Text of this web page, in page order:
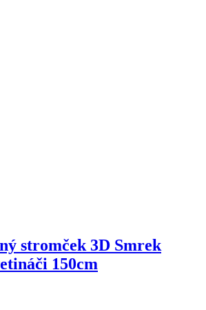
stromček 3D Smrek
150cm